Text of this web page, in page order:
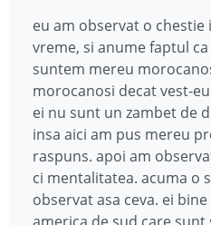
eu am observat o
vreme, si anume faptul
suntem mereu
morocanosi decat vest-
ei nu sunt un zambet de
insa aici am pus mereu
raspuns. apoi am
ci mentalitatea. acuma o
observat asa ceva. ei
america de sud care sunt